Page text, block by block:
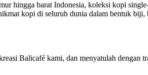
hingga barat Indonesia, koleksi kopi
kopi di seluruh dunia dalam bentuk
Balicafé kami, dan menyatulah dengan